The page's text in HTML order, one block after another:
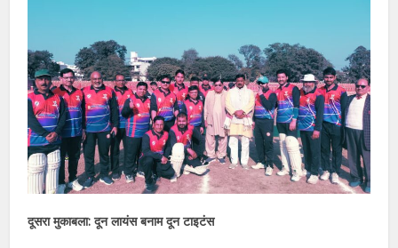
दूसरा मुकाबला: दून लायंस बनाम दून टाइटंस